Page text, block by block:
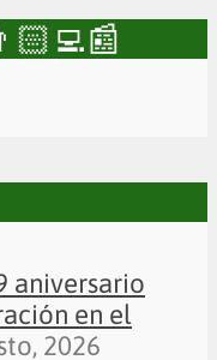
aniversario
en el
2026